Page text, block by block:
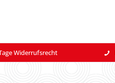
Widerrufsrecht